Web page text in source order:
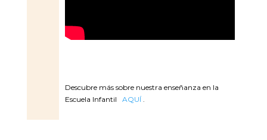
Descubre más sobre nuestra enseñanza en la
Escuela Infantil
AQUÍ.